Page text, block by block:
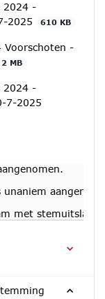
2024 -
2025
610 KB
Voorschoten -
2 MB
2024 -
7-2025
met stemuitslag